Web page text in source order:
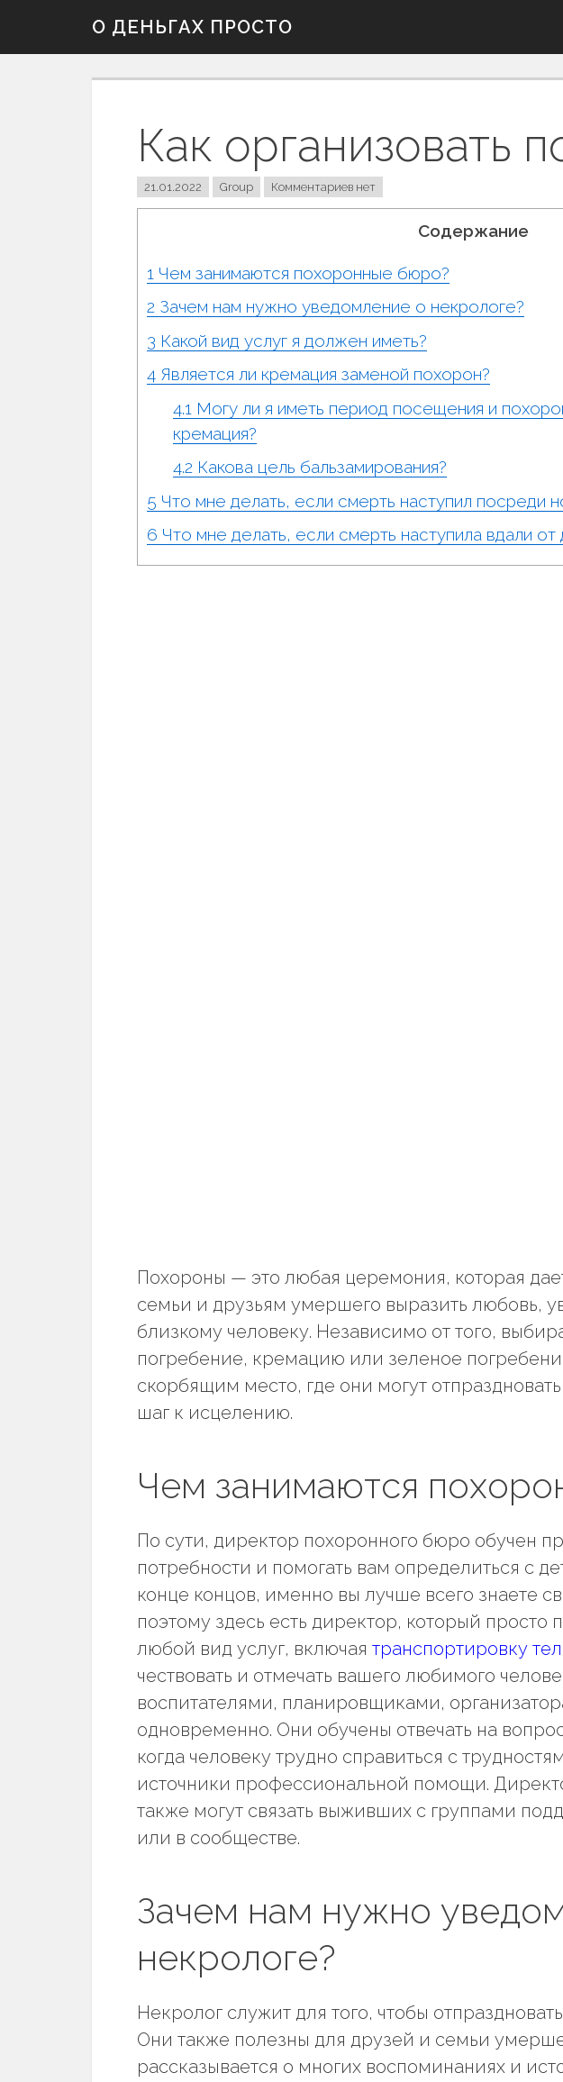
content
О ДЕНЬГАХ ПРОСТО
Как организовать
21.01.2022 Group Комментариев нет
Содержание
1 Чем занимаются похоронные бюро?
2 Зачем нам нужно уведомление о некрологе?
3 Какой вид услуг я должен иметь?
4 Является ли кремация заменой похорон?
4.1 Могу ли я иметь период посещения и
кремация?
4.2 Какова цель бальзамирования?
5 Что мне делать, если смерть наступил посреди
6 Что мне делать, если смерть наступила вдали от
Похороны — это любая церемония, которая
семьи и друзьям умершего выразить любовь,
близкому человеку. Независимо от того,
погребение, кремацию или зеленое
скорбящим место, где они могут
шаг к исцелению.
Чем занимаются
По сути, директор похоронного бюро обучен
потребности и помогать вам определиться с
конце концов, именно вы лучше всего знаете
поэтому здесь есть директор, который просто
любой вид услуг, включая транспортировку
чествовать и отмечать вашего любимого
воспитателями, планировщиками,
одновременно. Они обучены отвечать на
когда человеку трудно справиться с
источники профессиональной помощи.
также могут связать выживших с группами
или в сообществе.
Зачем нам нужно
некрологе?
Некролог служит для того, чтобы
Они также полезны для друзей и семьи
рассказывается о многих воспоминаниях и